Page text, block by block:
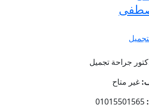
جراحة تجميل
غير متاح
01015501565